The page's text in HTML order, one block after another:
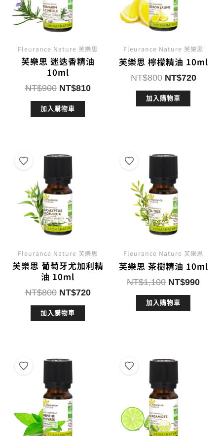
Fleurance Nature 芙樂思
芙樂思 迷迭香精油
10ml
NT$900 原
始
價
NT$810目
加入購物車
Fleurance Nature 芙樂思
芙樂思 檸檬精油 10ml
NT$800 原
始
價
NT$720目
加入購物車
Fleurance Nature 芙樂思
芙樂思 葡萄牙尤加利精
油 10ml
NT$800 原
始
價
NT$720目
加入購物車
Fleurance Nature 芙樂思
芙樂思 茶樹精油 10ml
NT$1,100 原
始
價
NT$990目
加入購物車